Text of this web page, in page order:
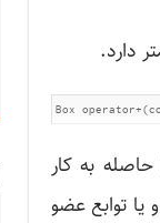
دارد.
عبارت فوق عملگر جمع را برای اضافه کردن دو شی Box و بازگرداندن Box حاصله به کار
یا توابع عضو